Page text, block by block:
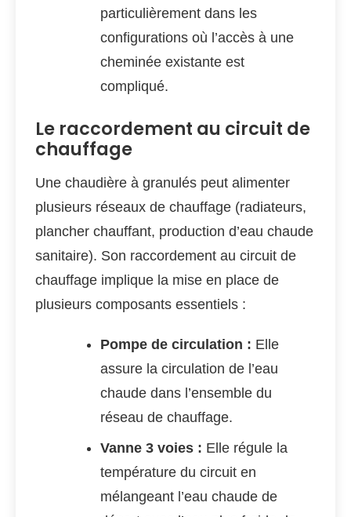
particulièrement dans les
configurations où l’accès à une
cheminée existante est
compliqué.
Le raccordement au circuit de
chauffage
Une chaudière à granulés peut alimenter
plusieurs réseaux de chauffage (radiateurs,
plancher chauffant, production d’eau chaude
sanitaire). Son raccordement au circuit de
chauffage implique la mise en place de
plusieurs composants essentiels :
Pompe de circulation : Elle
assure la circulation de l’eau
chaude dans l’ensemble du
réseau de chauffage.
Vanne 3 voies : Elle régule la
température du circuit en
mélangeant l’eau chaude de